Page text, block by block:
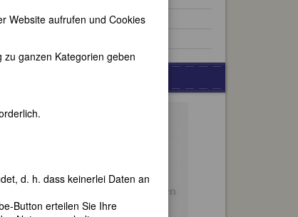
RSS-Feed
Website aufrufen und Cookies
ganzen Kategorien geben
d. h. dass keinerlei Daten an
Button erteilen Sie Ihre